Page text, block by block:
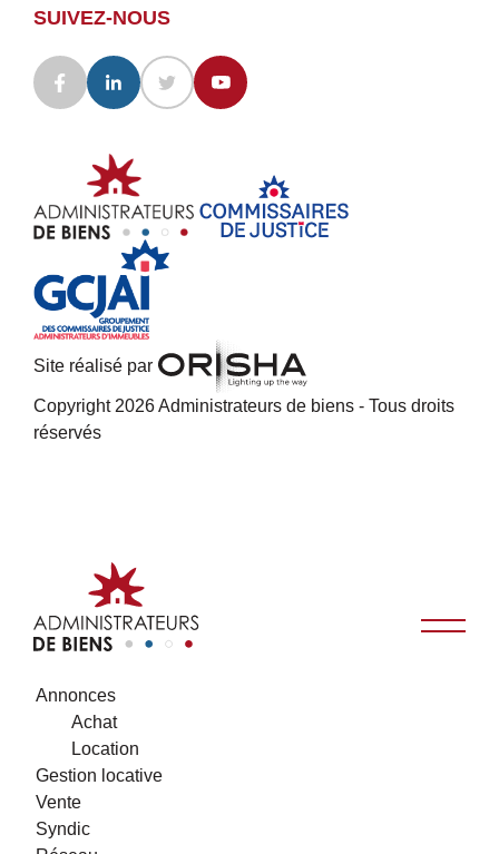
SUIVEZ-NOUS
Site réalisé par
Copyright 2026 Administrateurs de biens - Tous droits
réservés
Annonces
Achat
Location
Gestion locative
Vente
Syndic